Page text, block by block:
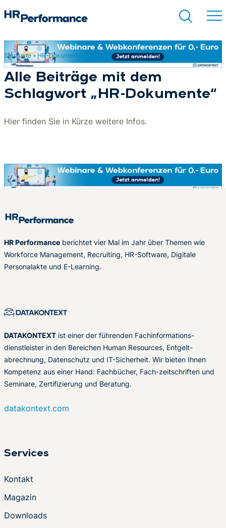
Suchen
Startseite» HR-Dokumente
Alle Beiträge mit dem
Schlagwort „HR-Dokumente“
Hier finden Sie in Kürze weitere Infos.
HR Performance berichtet vier Mal im Jahr über Themen wie
Workforce Management, Recruiting, HR-Software, Digitale
Personalakte und E-Learning.
DATAKONTEXT ist einer der führenden Fachinformations-
dienstleister in den Bereichen Human Resources, Entgelt-
abrechnung, Datenschutz und IT-Sicherheit. Wir bieten Ihnen
Kompetenz aus einer Hand: Fachbücher, Fach-zeitschriften und
Seminare, Zertifizierung und Beratung.
datakontext.com
Services
Kontakt
Magazin
Downloads